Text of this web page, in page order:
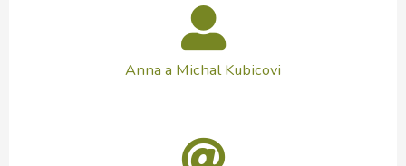
Anna a Michal Kubicovi